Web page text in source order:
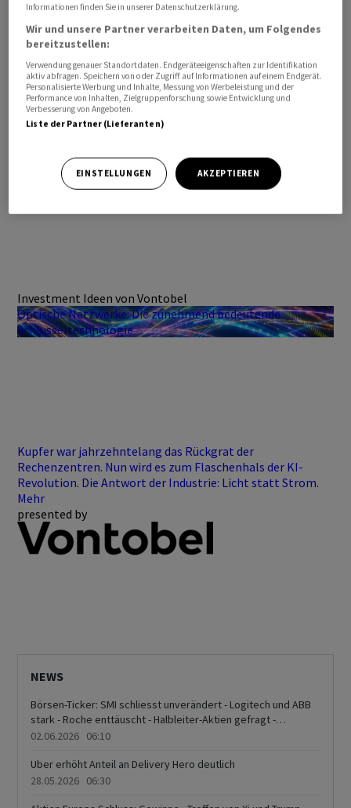
Investment Ideen von Vontobel
Optische Netzwerke: Die zunehmend bedeutende
Schlüsseltechnologie
Kupfer war jahrzehntelang das Rückgrat der
Rechenzentren. Nun wird es zum Flaschenhals der KI-
Revolution. Die Antwort der Industrie: Licht statt Strom.
Mehr
presented by
NEWS
Börsen-Ticker: SMI schliesst unverändert - Logitech und ABB
stark - Roche enttäuscht - Halbleiter-Aktien gefragt -
Molecular Partners im Angebot
02.06.2026 06:10
Uber erhöht Anteil an Delivery Hero deutlich
28.05.2026 06:30
Informationen finden Sie in unserer Datenschutzerklärung.
Wir und unsere Partner verarbeiten Daten, um Folgendes
bereitzustellen:
Verwendung genauer Standortdaten. Endgeräteeigenschaften zur Identifikation
aktiv abfragen. Speichern von oder Zugriff auf Informationen auf einem Endgerät.
Personalisierte Werbung und Inhalte, Messung von Werbeleistung und der
Performance von Inhalten, Zielgruppenforschung sowie Entwicklung und
Verbesserung von Angeboten.
Liste der Partner (Lieferanten)
EINSTELLUNGEN AKZEPTIEREN